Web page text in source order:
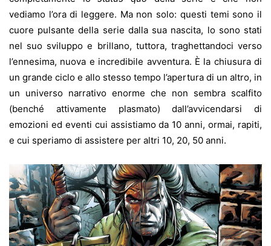
vediamo l’ora di leggere. Ma non solo: questi temi sono il
cuore pulsante della serie dalla sua nascita, lo sono stati
nel suo sviluppo e brillano, tuttora, traghettandoci verso
l’ennesima, nuova e incredibile avventura. È la chiusura di
un grande ciclo e allo stesso tempo l’apertura di un altro, in
un universo narrativo enorme che non sembra scalfito
(benché attivamente plasmato) dall’avvicendarsi di
emozioni ed eventi cui assistiamo da 10 anni, ormai, rapiti,
e cui speriamo di assistere per altri 10, 20, 50 anni.